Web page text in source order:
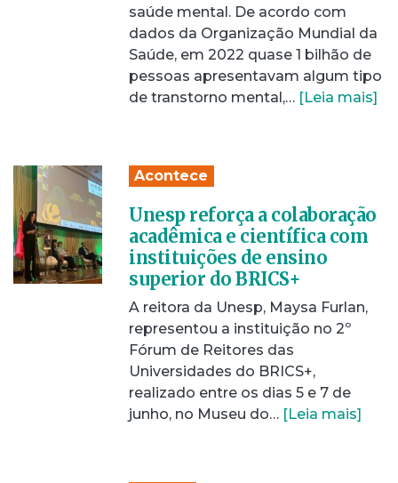
saúde mental. De acordo com
dados da Organização Mundial da
Saúde, em 2022 quase 1 bilhão de
pessoas apresentavam algum tipo
de transtorno mental,… [Leia mais]
Acontece
Unesp reforça a colaboração
acadêmica e científica com
instituições de ensino
superior do BRICS+
A reitora da Unesp, Maysa Furlan,
representou a instituição no 2º
Fórum de Reitores das
Universidades do BRICS+,
realizado entre os dias 5 e 7 de
junho, no Museu do… [Leia mais]